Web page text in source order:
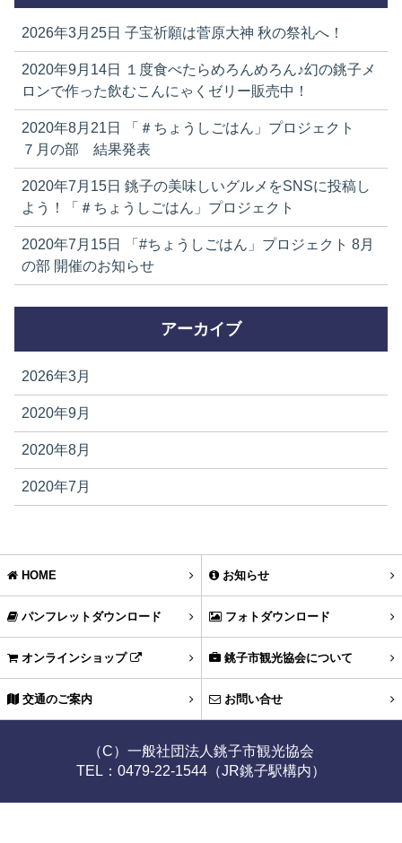
2026年3月25日 子宝祈願は菅原大神 秋の祭礼へ！
2020年9月14日
１度食べたらめろんめろん♪幻の銚子メ
ロンで作った飲むこんにゃくゼリー販売中！
2020年8月21日
「＃ちょうしごはん」プロジェクト
７月の部 結果発表
2020年7月15日 銚子の美味しいグルメをSNSに投稿し
よう！「＃ちょうしごはん」プロジェクト
2020年7月15日
「#ちょうしごはん」プロジェクト 8月
の部 開催のお知らせ
アーカイブ
2026年3月
2020年9月
2020年8月
2020年7月
HOME お知らせ
パンフレットダウンロード フォトダウンロード
オンラインショップ 銚子市観光協会について
交通のご案内 お問い合せ
（C）一般社団法人銚子市観光協会
TEL：0479-22-1544（JR銚子駅構内）